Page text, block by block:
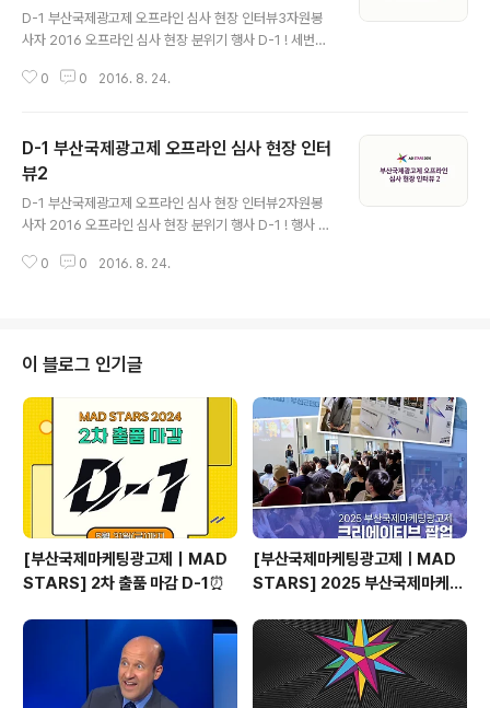
D-1 부산국제광고제 오프라인 심사 현장 인터뷰3자원봉
사자 2016 오프라인 심사 현장 분위기 행사 D-1 ! 세번째
제광고제에 자원봉사자로 참가한 소감은 어떠할까요? 자
TARS에서 함께하시기 바랍니다.아 참 마지막 자원봉사자
분들의 보너스 영상도 놓치지 마세요!
0 0 2016. 8. 24.
D-1 부산국제광고제 오프라인 심사 현장 인터
뷰2
D-1 부산국제광고제 오프라인 심사 현장 인터뷰2자원봉
사자 2016 오프라인 심사 현장 분위기 행사 D-1 ! 행사 전
2016 오프라인 심사 현장 분위기는 과연? 전 세계 문화를
0 0 2016. 8. 24.
이 블로그 인기글
[부산국제마케팅광고제｜MAD
STARS] 2차 출품 마감 D-1⏰
[부산국제마케팅광고제ㅣMAD
STARS] 2025 부산국제마케팅
기